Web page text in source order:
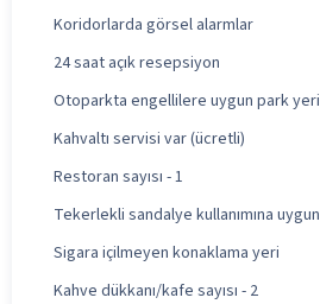
Koridorlarda görsel alarmlar
24 saat açık resepsiyon
Otoparkta engellilere uygun park yeri
Kahvaltı servisi var (ücretli)
Restoran sayısı - 1
Tekerlekli sandalye kullanımına
Sigara içilmeyen konaklama yeri
Kahve dükkanı/kafe sayısı - 2